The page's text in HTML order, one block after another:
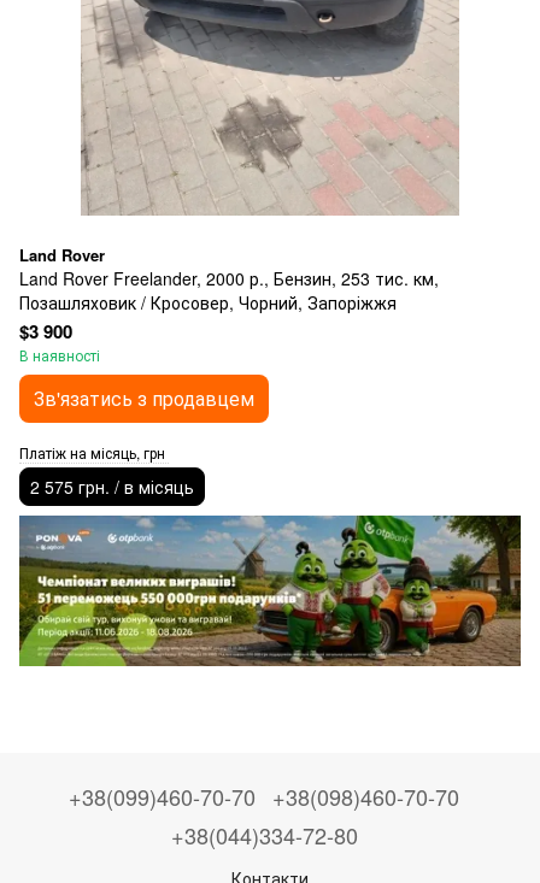
Land Rover
Land Rover Freelander, 2000 р., Бензин, 253 тис. км,
Позашляховик / Кросовер, Чорний, Запоріжжя
$3 900
В наявності
Зв'язатись з продавцем
Платіж на місяць, грн
2 575 грн. / в місяць
+38(099)460-70-70
+38(098)460-70-70
+38(044)334-72-80
Контакти